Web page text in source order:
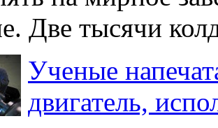
Две тысячи
Ученые
двигатель,